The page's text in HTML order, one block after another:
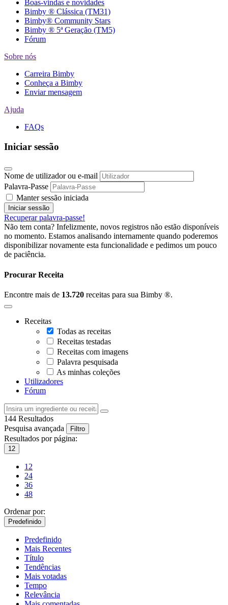
Boas-vindas e novidades
Bimby ® Clássica (TM31)
Bimby® Community Stars
Bimby ® 5ª Geração (TM5)
Fórum
Sobre nós
Carreira Bimby
Conheça a Bimby
Enviar mensagem
Ajuda
FAQs
Iniciar sessão
Nome de utilizador ou e-mail
Palavra-Passe
Manter sessão iniciada
Iniciar sessão
Recuperar palavra-passe!
Não tem conta? Infelizmente, novos registros não estão disponíveis
no momento. Estamos analisando internamente quando poderemos
disponibilizar novamente esta funcionalidade e pedimos um pouco
de paciência.
Procurar Receita
Encontre mais de 13.720 receitas para sua Bimby ®.
Receitas
Todas as receitas
Receitas testadas
Receitas com imagens
Palavra pesquisada
As minhas coleções
Utilizadores
Fórum
144 Resultados
Pesquisa avançada
Filtro
Resultados por página:
12
12
24
36
48
Ordenar por:
Predefinido
Predefinido
Mais Recentes
Título
Tendências
Mais votadas
Tempo
Relevância